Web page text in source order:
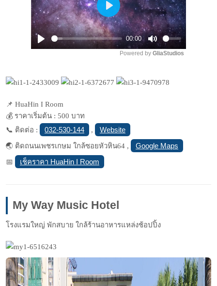
00:00
Mute
Play
Powered by GliaStudios
📌 HuaHin I Room
💰 ราคาเริ่มต้น : 500 บาท
📞 ติดต่อ :
032-530-144 , Website
🌏 ติดถนนเพชรเกษม ใกล้ซอยหัวหิน64 , Google Maps
📅 เช็คราคา HuaHin I Room
My Way Music Hotel
โรงแรมใหญ่ พักสบาย ใกล้ร้านอาหารแหล่งช้อปปิ้ง